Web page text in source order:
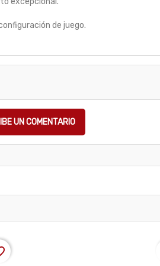
de juego.
UN COMENTARIO